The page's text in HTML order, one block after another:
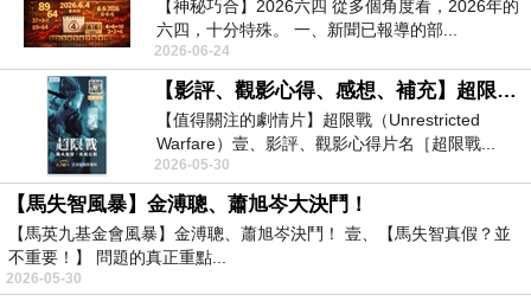
【神秘巧合】2026六四 從多個角度看，2026年的
六四，十分特殊。 一、新聞已報導的部...
2026-06-24
【影評、觀影心得、感想、補充】超限戰（Covid劇情片）
【值得關注的劇情片】超限戰（Unrestricted
Warfare）壹、影評、觀影心得片名［超限戰...
2026-05-30
【馬失智風暴】金溥聰、蕭旭岑大決鬥！
【馬英九基金會風暴】金溥聰、蕭旭岑決鬥！ 壹、【馬失智真假？並
不重要！】 問題的真正重點...
2026-05-30